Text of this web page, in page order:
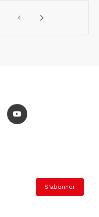
4
S'abonner